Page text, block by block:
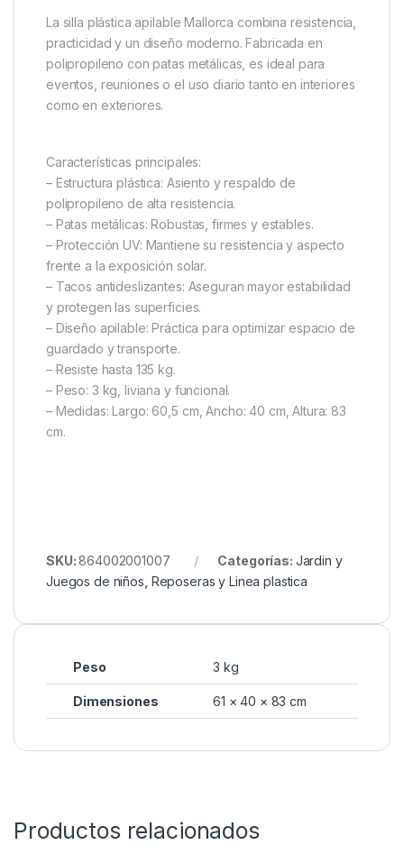
La silla plástica apilable Mallorca combina resistencia,
practicidad y un diseño moderno. Fabricada en
polipropileno con patas metálicas, es ideal para
eventos, reuniones o el uso diario tanto en interiores
como en exteriores.
Características principales:
– Estructura plástica: Asiento y respaldo de
polipropileno de alta resistencia.
– Patas metálicas: Robustas, firmes y estables.
– Protección UV: Mantiene su resistencia y aspecto
frente a la exposición solar.
– Tacos antideslizantes: Aseguran mayor estabilidad
y protegen las superficies.
– Diseño apilable: Práctica para optimizar espacio de
guardado y transporte.
– Resiste hasta 135 kg.
– Peso: 3 kg, liviana y funcional.
– Medidas: Largo: 60,5 cm, Ancho: 40 cm, Altura: 83
cm.
SKU:864002001007 Categorías: Jardin y
Juegos de niños Reposeras y Linea plastica
Peso 3 kg
Dimensiones 61 × 40 × 83 cm
Productos relacionados